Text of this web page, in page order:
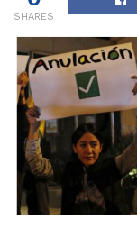
SHARES